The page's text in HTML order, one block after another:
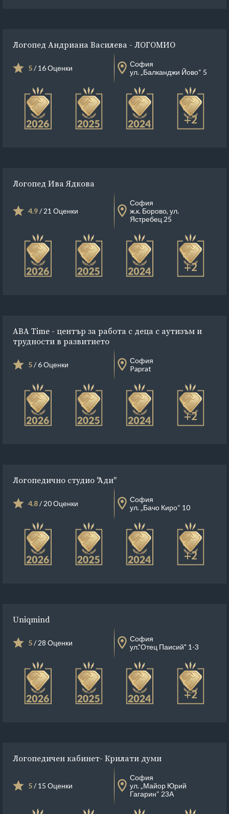
Логопед Андриана Василева - ЛОГОМИО
5/ 16 Оценки
София
ул. „Балканджи Йово“ 5
+2
Логопед Ива Ядкова
4.9/ 21 Оценки
София
ж.к. Борово, ул.
Ястребец 25
+2
ABA Time - център за работа с деца с аутизъм и
трудности в развитието
5/ 6 Оценки
София
Paprat
+2
Логопедично студио "Ади"
4.8/ 20 Оценки
София
ул. „Бачо Киро“ 10
+2
Uniqmind
5/ 28 Оценки
София
ул."Отец Паисий" 1-3
+2
Логопедичен кабинет- Крилати думи
5/ 15 Оценки
София
ул. „Майор Юрий
Гагарин“ 23А